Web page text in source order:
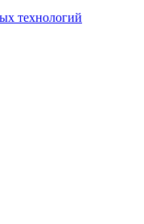
технологий